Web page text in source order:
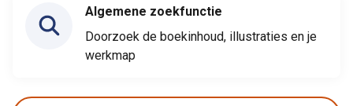
Algemene zoekfunctie
Doorzoek de boekinhoud, illustraties en je
werkmap